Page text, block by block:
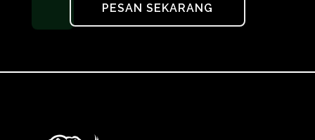
PESAN SEKARANG